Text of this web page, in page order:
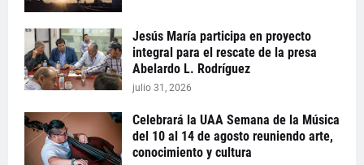
Jesús María participa en proyecto
integral para el rescate de la presa
Abelardo L. Rodríguez
julio 31, 2026
Celebrará la UAA Semana de la Música
del 10 al 14 de agosto reuniendo arte,
conocimiento y cultura